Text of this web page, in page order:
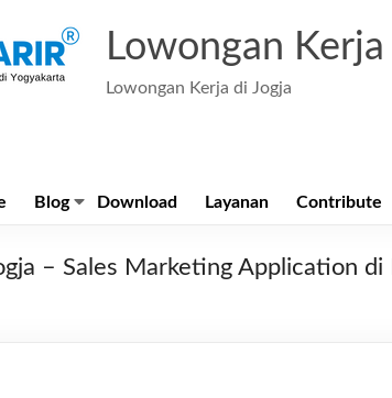
Lowongan
Lowongan Kerja di Jogja
Blog Download Layanan Contribute
– Sales Marketing Application